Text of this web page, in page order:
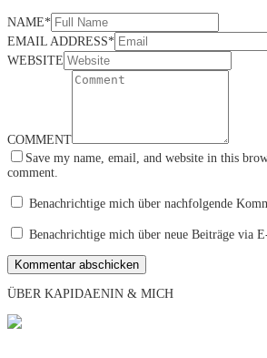
NAME*
EMAIL ADDRESS*
WEBSITE
COMMENT
Save my name, email, and website in this
comment.
Benachrichtige mich über nachfolgende
Benachrichtige mich über neue Beiträge via
ÜBER KAPIDAENIN & MICH